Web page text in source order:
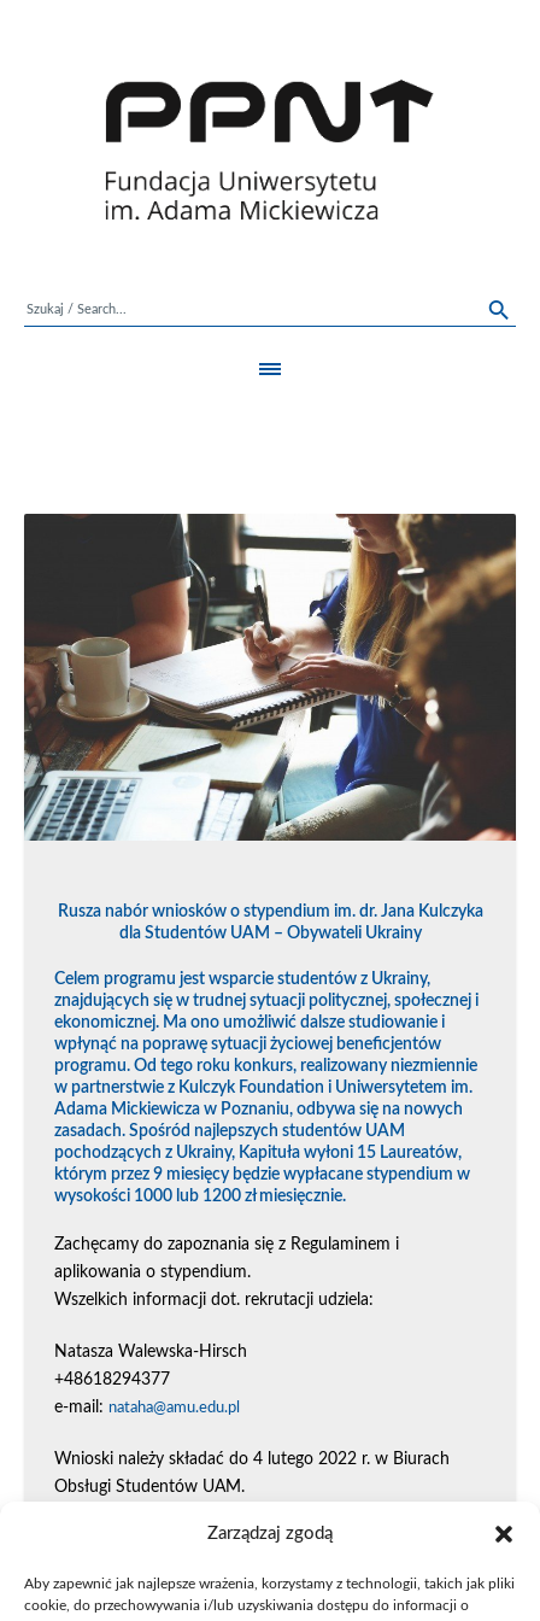
Zarządzaj zgodą
Aby zapewnić jak najlepsze wrażenia, korzystamy z technologii, takich jak pliki
cookie, do przechowywania i/lub uzyskiwania dostępu do informacji o
Rusza nabór wniosków o stypendium im. dr. Jana Kulczyka
dla Studentów UAM – Obywateli Ukrainy
Celem programu jest wsparcie studentów z Ukrainy,
znajdujących się w trudnej sytuacji politycznej, społecznej i
ekonomicznej. Ma ono umożliwić dalsze studiowanie i
wpłynąć na poprawę sytuacji życiowej beneficjentów
programu. Od tego roku konkurs, realizowany niezmiennie
w partnerstwie z Kulczyk Foundation i Uniwersytetem im.
Adama Mickiewicza w Poznaniu, odbywa się na nowych
zasadach. Spośród najlepszych studentów UAM
pochodzących z Ukrainy, Kapituła wyłoni 15 Laureatów,
którym przez 9 miesięcy będzie wypłacane stypendium w
wysokości 1000 lub 1200 zł miesięcznie.
Zachęcamy do zapoznania się z Regulaminem i
aplikowania o stypendium.
Wszelkich informacji dot. rekrutacji udziela:
Natasza Walewska-Hirsch
+48618294377
e-mail: nataha@amu.edu.pl
Wnioski należy składać do 4 lutego 2022 r. w Biurach
Obsługi Studentów UAM.
PROCEDURA – studenci z Ukrainy
Regulamin stypendiów im. dr. Jana Kulczyka dla Studentów
UAM – Obywateli Ukrainy/Jan Kulczyk Scholarship Award